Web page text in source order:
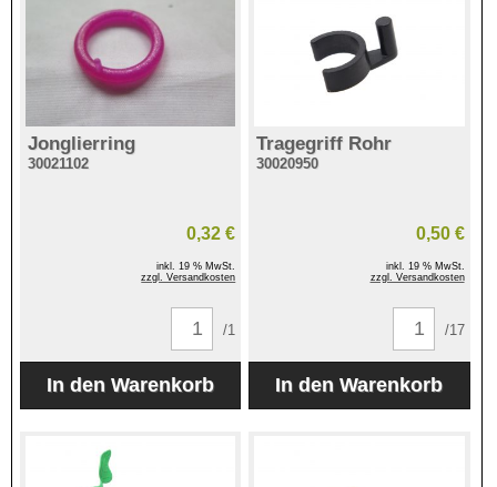
Jonglierring
30021102
0,32 €
inkl. 19 % MwSt.
zzgl. Versandkosten
/1
Tragegriff Rohr
30020950
0,50 €
inkl. 19 % MwSt.
zzgl. Versandkosten
/17